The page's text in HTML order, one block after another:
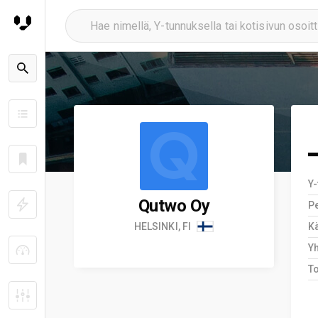
Q
Qutwo Oy
HELSINKI, FI